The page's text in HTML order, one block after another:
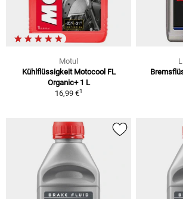
Motul
Kühlflüssigkeit Motocool FL
Organic+ 1 L
16,99 €1